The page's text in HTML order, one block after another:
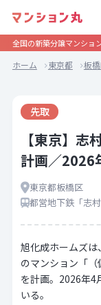
全国の新築分譲マンショ
ホーム 東京都 板
先取
【東京】志
計画／2026
東京都板橋区
都営地下鉄「志
旭化成ホームズ
のマンション「
を計画。2026年4
いる。